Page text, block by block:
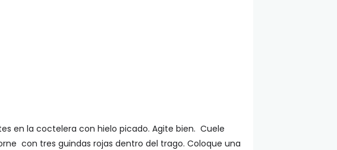
en la coctelera con hielo picado. Agite bien. Cuele
con tres guindas rojas dentro del trago. Coloque una